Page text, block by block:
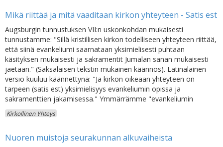
Mikä riittää ja mitä vaaditaan kirkon yhteyteen - Satis est
Augsburgin tunnustuksen VII:n uskonkohdan mukaisesti
tunnustamme: "Sillä kristillisen kirkon todelliseen yhteyteen riittää,
että siinä evankeliumi saarnataan yksimielisesti puhtaan
käsityksen mukaisesti ja sakramentit Jumalan sanan mukaisesti
jaetaan." (Saksalaisen tekstin mukainen käännös). Latinalainen
versio kuuluu käännettynä: "Ja kirkon oikeaan yhteyteen on
tarpeen (satis est) yksimielisyys evankeliumin opissa ja
sakramenttien jakamisessa." Ymmärrämme "evankeliumin
Kirkollinen Yhteys
Nuoren muistoja seurakunnan alkuvaiheista